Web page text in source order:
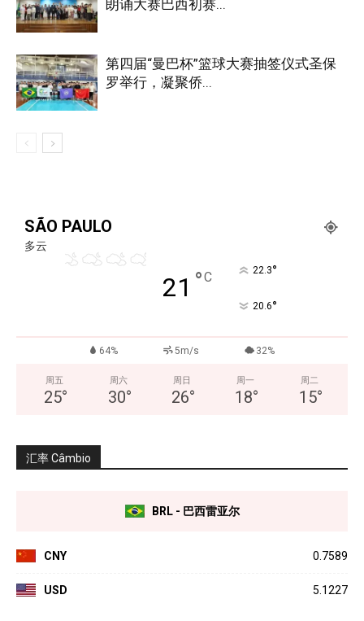
朗诵大赛巴西初赛...
第四届“曼巴杯”篮球大赛抽签仪式圣保
罗举行，凝聚侨...
SÃO PAULO
多云
21 °C 22.3°
20.6°
64% 5m/s 32%
周五
25°
周六
30°
周日
26°
周一
18°
周二
15°
汇率 Câmbio
BRL - 巴西雷亚尔
CNY 0.7589
USD 5.1227